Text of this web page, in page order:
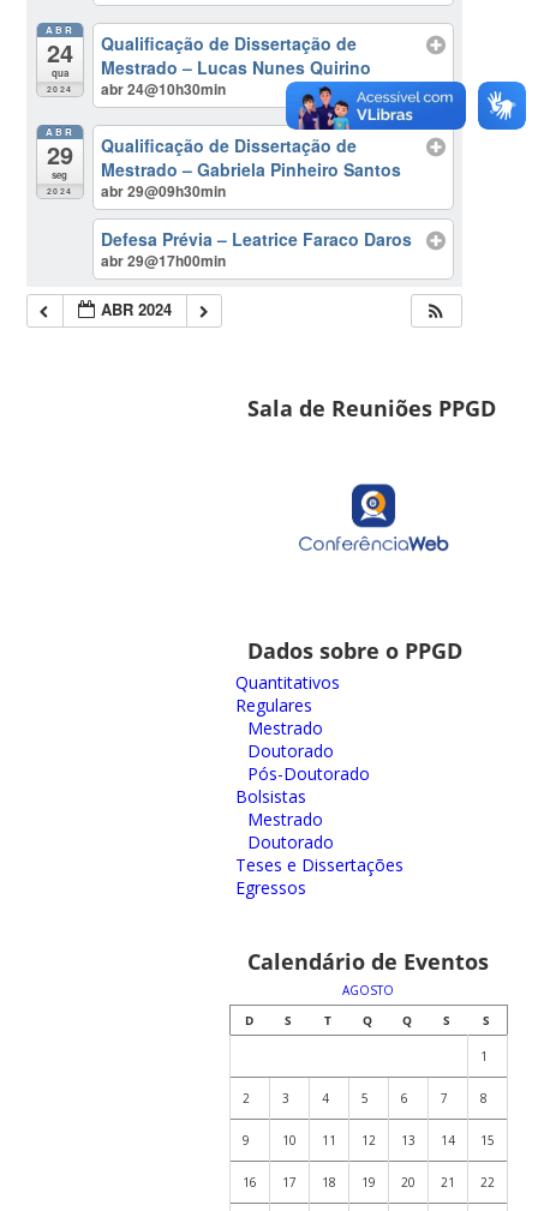
ABR
24
qua
2024
Qualificação de Dissertação de
Mestrado – Lucas Nunes Quirino
abr 24@10h30min
ABR
29
seg
2024
Qualificação de Dissertação de
Mestrado – Gabriela Pinheiro Santos
abr 29@09h30min
Defesa Prévia – Leatrice Faraco Daros
abr 29@17h00min
ABR 2024
Sala de Reuniões PPGD
Dados sobre o PPGD
Quantitativos
Regulares
Mestrado
Doutorado
Pós-Doutorado
Bolsistas
Mestrado
Doutorado
Teses e Dissertações
Egressos
Calendário de Eventos
AGOSTO
D
S T Q Q S S
1
2 3 4 5 6 7 8
9 10 11 12 13 14 15
16 17 18 19 20 21 22